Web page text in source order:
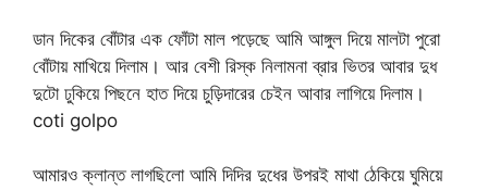
ডান দিকের বোঁটার এক ফোঁটা মাল পড়েছে আমি আঙ্গুল দিয়ে মালটা পুরো
বোঁটায় মাখিয়ে দিলাম। আর বেশী রিস্ক নিলামনা ব্রার ভিতর আবার দুধ
দুটো ঢুকিয়ে পিছনে হাত দিয়ে চুড়িদারের চেইন আবার লাগিয়ে দিলাম।
coti golpo
আমারও ক্লান্ত লাগছিলো আমি দিদির দুধের উপরই মাথা ঠেকিয়ে ঘুমিয়ে